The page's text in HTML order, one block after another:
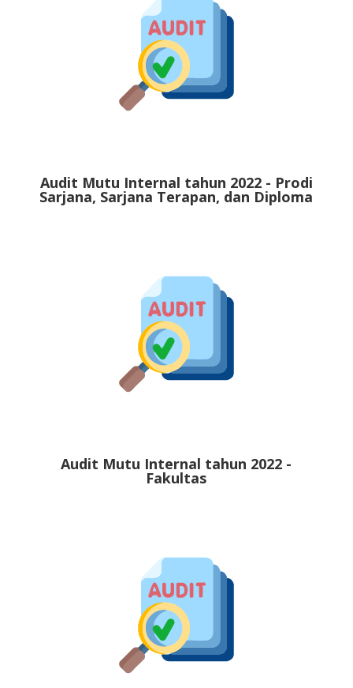
Audit Mutu Internal tahun 2022 - Prodi
Sarjana, Sarjana Terapan, dan Diploma
Audit Mutu Internal tahun 2022 -
Fakultas